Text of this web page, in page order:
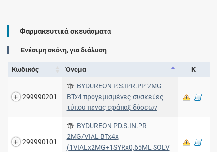
Φαρμακευτικά σκευάσματα
Ενέσιμη σκόνη, για διάλυση
Κωδικός Όνομα Κ
299990201
BYDUREON P.S.IPR.PP 2MG
BTx4 προγεμισμένες συσκεύες
τύπου πένας εφάπαξ δόσεων
299990101
BYDUREON PD.S.IN.PR
2MG/VIAL BTx4x
(1VIALx2MG+1SYRx0,65ML SOLV